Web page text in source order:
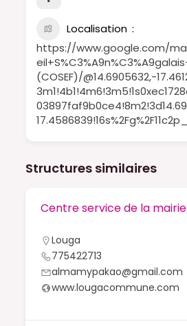
Localisation
https://www.google.com/
(COSEF)/@14.6905632,-
Structures similaires
Centre service de la
Louga
775422713
almamypakao@gmail.com
www.lougacommune.com